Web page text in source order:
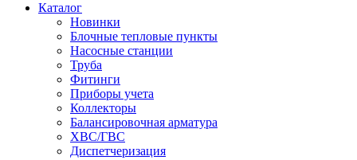
Каталог
Новинки
Блочные тепловые пункты
Насосные станции
Труба
Фитинги
Приборы учета
Коллекторы
Балансировочная арматура
ХВС/ГВС
Диспетчеризация